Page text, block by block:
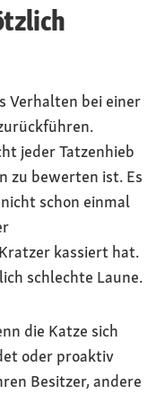
Verhalten bei einer
jeder Tatzenhieb
zu bewerten ist. Es
schon einmal
kassiert hat.
schlechte Laune.
die Katze sich
oder proaktiv
Besitzer, andere